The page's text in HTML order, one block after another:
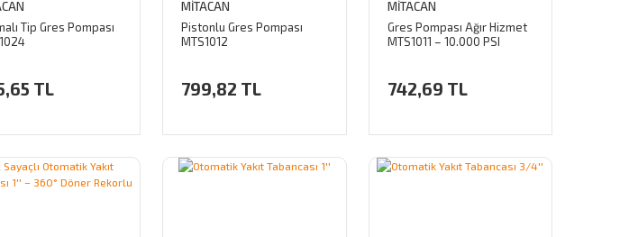
Tip Gres Pompası
TL
MİTACAN
Pistonlu Gres Pompası
MTS1012
799,82 TL
MİTACAN
Gres Pompası Ağır Hizmet
MTS1011 – 10.000 PSI
742,69 TL